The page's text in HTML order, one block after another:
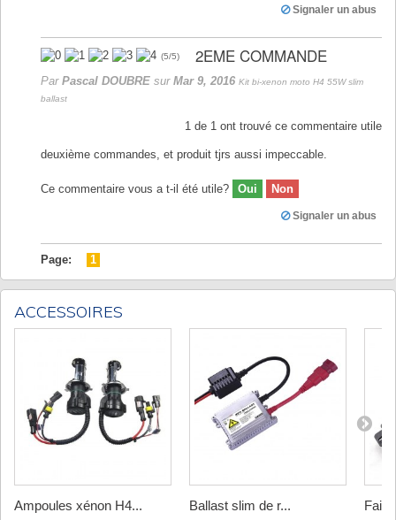
Signaler un abus
(5/5) 2EME COMMANDE
Par Pascal DOUBRE sur Mar 9, 2016 Kit bi-xenon moto H4 55W slim
ballast
1 de 1 ont trouvé ce commentaire utile
deuxième commandes, et produit tjrs aussi impeccable.
Ce commentaire vous a t-il été utile? Oui Non
Signaler un abus
Page: 1
ACCESSOIRES
Ampoules xénon H4... Ballast slim de r...